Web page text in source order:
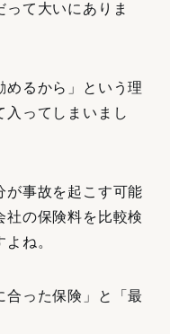
て大いにありま
めるから」という理
入ってしまいまし
が事故を起こす可能
社の保険料を比較検
ね。
合った保険」と「最